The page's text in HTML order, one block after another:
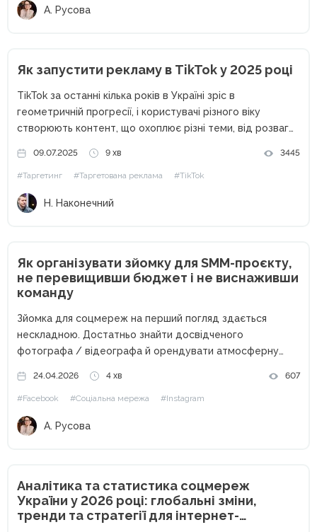
А. Русова
Як запустити рекламу в TikTok у 2025 році
TikTok за останні кілька років в Україні зріс в
геометричній прогресії, і користувачі різного віку
створюють контент, що охоплює різні теми, від розваг
кінці 2025 кількість користувачів доступних до реклами...
09.07.2025 9 хв 3445
#Таргетинг #Таргетована реклама #TikTok
Н. Наконечний
Як організувати зйомку для SMM-проєкту,
не перевищивши бюджет і не виснаживши
команду
Зйомка для соцмереж на перший погляд здається
нескладною. Достатньо знайти досвідченого
фотографа / відеографа й орендувати атмосферну
виявляється згодом… Цілком можливі перевитрати
бюджету. Якщо не вистачає реквізиту, техніки чи коштів
для...
24.04.2026 4 хв 607
#Facebook #Соціальна мережа #Instagram
А. Русова
Аналітика та статистика соцмереж
України у 2026 році: глобальні зміни,
тренди та стратегії для інтернет-